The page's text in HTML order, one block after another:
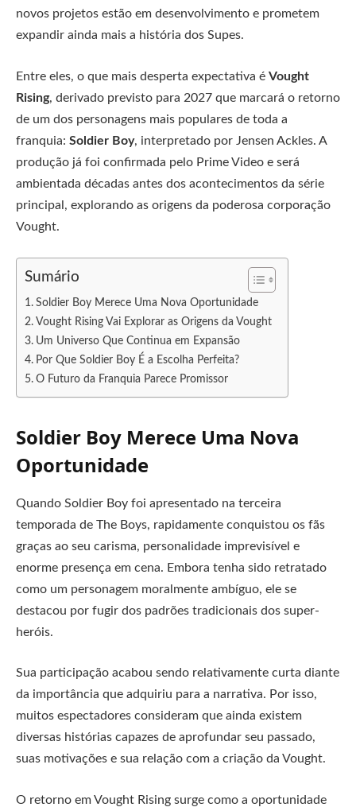
novos projetos estão em desenvolvimento e prometem
expandir ainda mais a história dos Supes.
Entre eles, o que mais desperta expectativa é Vought
Rising, derivado previsto para 2027 que marcará o retorno
de um dos personagens mais populares de toda a
franquia: Soldier Boy, interpretado por Jensen Ackles. A
produção já foi confirmada pelo Prime Video e será
ambientada décadas antes dos acontecimentos da série
principal, explorando as origens da poderosa corporação
Vought.
Sumário
Soldier Boy Merece Uma Nova Oportunidade
Vought Rising Vai Explorar as Origens da Vought
Um Universo Que Continua em Expansão
Por Que Soldier Boy É a Escolha Perfeita?
O Futuro da Franquia Parece Promissor
Soldier Boy Merece Uma Nova
Oportunidade
Quando Soldier Boy foi apresentado na terceira
temporada de The Boys, rapidamente conquistou os fãs
graças ao seu carisma, personalidade imprevisível e
enorme presença em cena. Embora tenha sido retratado
como um personagem moralmente ambíguo, ele se
destacou por fugir dos padrões tradicionais dos super-
heróis.
Sua participação acabou sendo relativamente curta diante
da importância que adquiriu para a narrativa. Por isso,
muitos espectadores consideram que ainda existem
diversas histórias capazes de aprofundar seu passado,
suas motivações e sua relação com a criação da Vought.
O retorno em Vought Rising surge como a oportunidade